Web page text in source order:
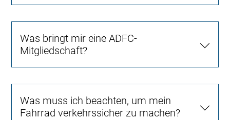
Was bringt mir eine ADFC-
Mitgliedschaft?
Was muss ich beachten, um mein
Fahrrad verkehrssicher zu machen?